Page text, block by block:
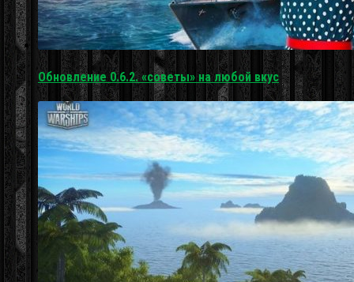
Обновление 0.6.2. «советы» на любой вкус